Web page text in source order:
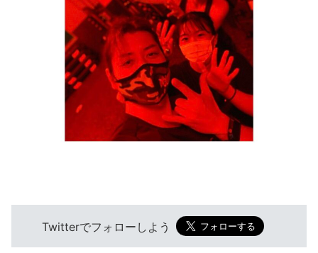
Twitterでフォローしよう